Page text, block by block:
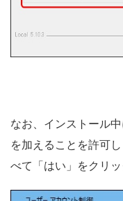
なお、インストール
を加えることを許可
べて「はい」をクリッ